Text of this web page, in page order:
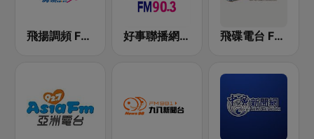
飛揚調頻 FM 89.5 好事聯播網 Best Radio FM90.3 飛碟電台 FM92.1